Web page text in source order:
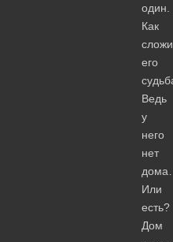
один.
Как
его
Ведь
у
него
нет
Или
есть?
Дом